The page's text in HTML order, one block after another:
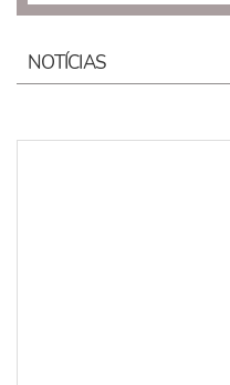
NOTÍCIAS